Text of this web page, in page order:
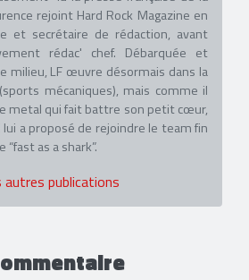
rejoint Hard Rock Magazine en
et secrétaire de rédaction, avant
rédac' chef. Débarquée et
milieu, LF œuvre désormais dans la
mécaniques), mais comme il
metal qui fait battre son petit cœur,
lui a proposé de rejoindre le team fin
as a shark”.
autres publications